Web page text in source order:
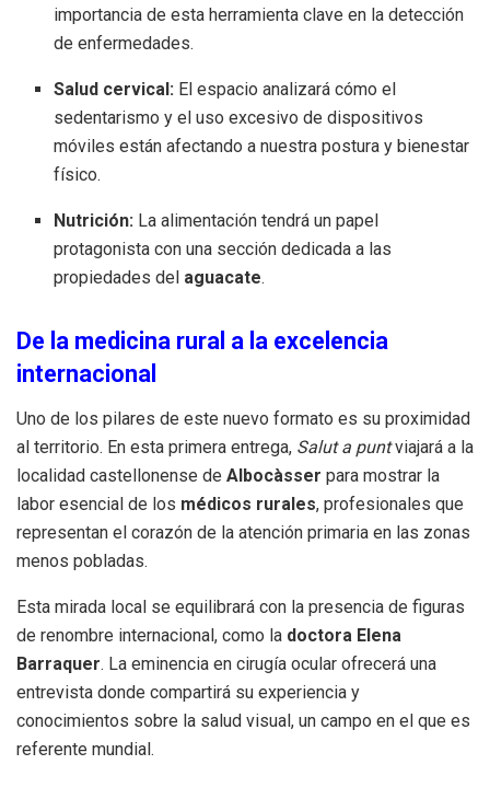
importancia de esta herramienta clave en la detección
de enfermedades.
Salud cervical: El espacio analizará cómo el
sedentarismo y el uso excesivo de dispositivos
móviles están afectando a nuestra postura y bienestar
físico.
Nutrición: La alimentación tendrá un papel
protagonista con una sección dedicada a las
propiedades del aguacate.
De la medicina rural a la excelencia
internacional
Uno de los pilares de este nuevo formato es su proximidad
al territorio. En esta primera entrega, Salut a puntviajará a la
localidad castellonense de Albocàsser para mostrar la
labor esencial de los médicos rurales, profesionales que
representan el corazón de la atención primaria en las zonas
menos pobladas.
Esta mirada local se equilibrará con la presencia de figuras
de renombre internacional, como la doctora Elena
Barraquer. La eminencia en cirugía ocular ofrecerá una
entrevista donde compartirá su experiencia y
conocimientos sobre la salud visual, un campo en el que es
referente mundial.